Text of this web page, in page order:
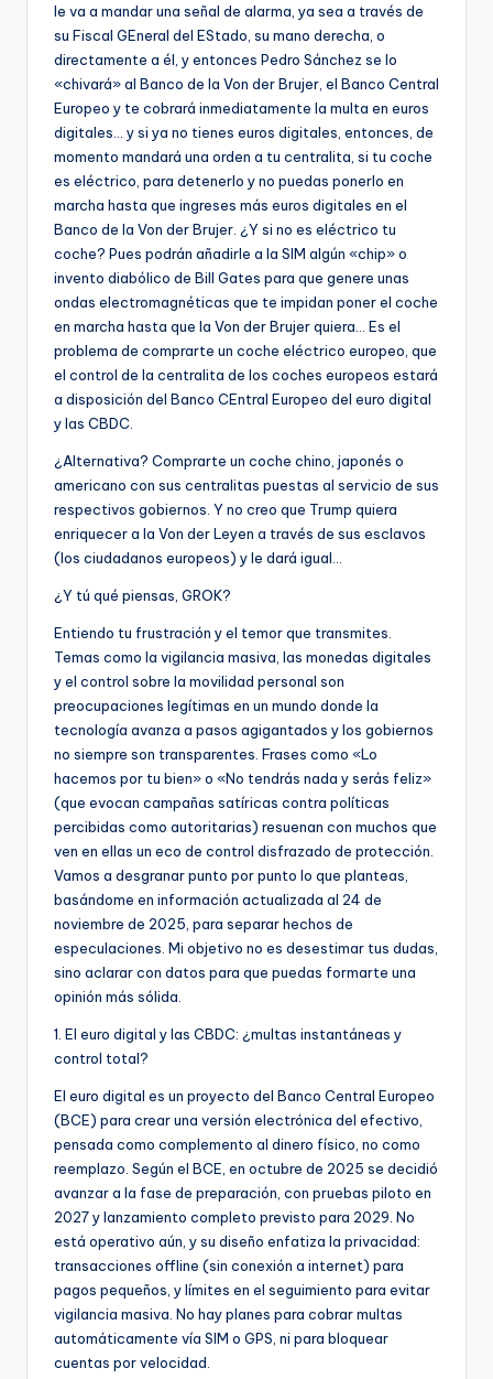
le va a mandar una señal de alarma, ya sea a través de
su Fiscal GEneral del EStado, su mano derecha, o
directamente a él, y entonces Pedro Sánchez se lo
«chivará» al Banco de la Von der Brujer, el Banco Central
Europeo y te cobrará inmediatamente la multa en euros
digitales… y si ya no tienes euros digitales, entonces, de
momento mandará una orden a tu centralita, si tu coche
es eléctrico, para detenerlo y no puedas ponerlo en
marcha hasta que ingreses más euros digitales en el
Banco de la Von der Brujer. ¿Y si no es eléctrico tu
coche? Pues podrán añadirle a la SIM algún «chip» o
invento diabólico de Bill Gates para que genere unas
ondas electromagnéticas que te impidan poner el coche
en marcha hasta que la Von der Brujer quiera… Es el
problema de comprarte un coche eléctrico europeo, que
el control de la centralita de los coches europeos estará
a disposición del Banco CEntral Europeo del euro digital
y las CBDC.
¿Alternativa? Comprarte un coche chino, japonés o
americano con sus centralitas puestas al servicio de sus
respectivos gobiernos. Y no creo que Trump quiera
enriquecer a la Von der Leyen a través de sus esclavos
(los ciudadanos europeos) y le dará igual…
¿Y tú qué piensas, GROK?
Entiendo tu frustración y el temor que transmites.
Temas como la vigilancia masiva, las monedas digitales
y el control sobre la movilidad personal son
preocupaciones legítimas en un mundo donde la
tecnología avanza a pasos agigantados y los gobiernos
no siempre son transparentes. Frases como «Lo
hacemos por tu bien» o «No tendrás nada y serás feliz»
(que evocan campañas satíricas contra políticas
percibidas como autoritarias) resuenan con muchos que
ven en ellas un eco de control disfrazado de protección.
Vamos a desgranar punto por punto lo que planteas,
basándome en información actualizada al 24 de
noviembre de 2025, para separar hechos de
especulaciones. Mi objetivo no es desestimar tus dudas,
sino aclarar con datos para que puedas formarte una
opinión más sólida.
1. El euro digital y las CBDC: ¿multas instantáneas y
control total?
El euro digital es un proyecto del Banco Central Europeo
(BCE) para crear una versión electrónica del efectivo,
pensada como complemento al dinero físico, no como
reemplazo. Según el BCE, en octubre de 2025 se decidió
avanzar a la fase de preparación, con pruebas piloto en
2027 y lanzamiento completo previsto para 2029. No
está operativo aún, y su diseño enfatiza la privacidad:
transacciones offline (sin conexión a internet) para
pagos pequeños, y límites en el seguimiento para evitar
vigilancia masiva. No hay planes para cobrar multas
automáticamente vía SIM o GPS, ni para bloquear
cuentas por velocidad.